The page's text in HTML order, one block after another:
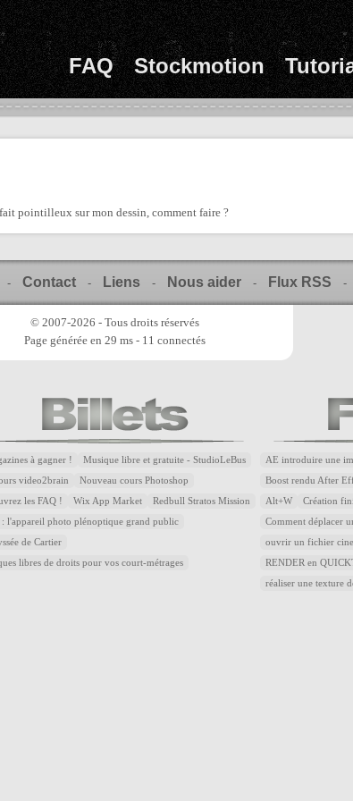
FAQ Stockmotion
pointilleux sur mon dessin, comment faire ?
- Contact - Liens - Nous aider - Flux RSS -
© 2007-2026 - Tous droits réservés
Page générée en 29 ms - 11 connectés
à gagner ! Musique libre et gratuite - StudioLeBus
video2brain Nouveau cours Photoshop
les FAQ ! Wix App Market Redbull Stratos Mission
l'appareil photo plénoptique grand public
de Cartier
libres de droits pour vos court-métrages
AE introduire une
Boost rendu After
Alt+W Création
Comment déplacer
ouvrir un fichier
RENDER en
réaliser une texture